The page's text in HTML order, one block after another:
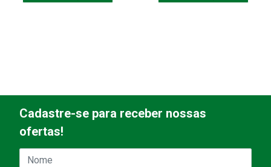
Cadastre-se para receber nossas
ofertas!